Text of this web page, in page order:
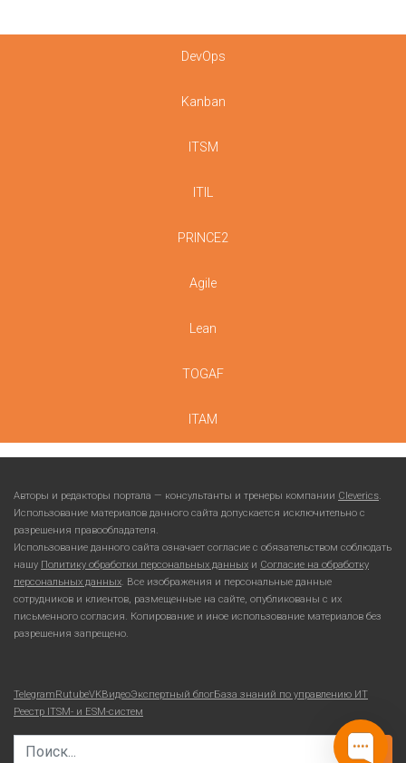
DevOps
Kanban
ITSM
ITIL
PRINCE2
Agile
Lean
TOGAF
ITAM
Авторы и редакторы портала — консультанты и тренеры компании Cleverics.
Использование материалов данного сайта допускается исключительно с
разрешения правообладателя.
Использование данного сайта означает согласие с обязательством соблюдать
нашу Политику обработки персональных данных и Согласие на обработку
персональных данных. Все изображения и персональные данные
сотрудников и клиентов, размещенные на сайте, опубликованы с их
письменного согласия. Копирование и иное использование материалов без
разрешения запрещено.
TelegramRutubeVKВидеоЭкспертный блогБаза знаний по управлению ИТ
Реестр ITSM- и ESM-систем
Search for